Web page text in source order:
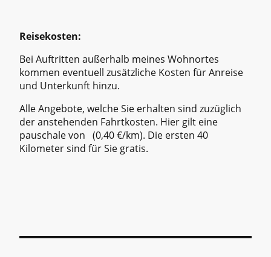
Reisekosten:
Bei Auftritten außerhalb meines Wohnortes
kommen eventuell zusätzliche Kosten für Anreise
und Unterkunft hinzu.
Alle Angebote, welche Sie erhalten sind zuzüglich
der anstehenden Fahrtkosten. Hier gilt eine
pauschale von (0,40 €/km). Die ersten 40
Kilometer sind für Sie gratis.